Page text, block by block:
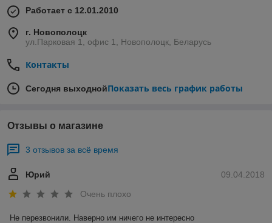
Работает с 12.01.2010
г. Новополоцк
ул.Парковая 1, офис 1, Новополоцк, Беларусь
Контакты
Сегодня выходнойПоказать весь график работы
Отзывы о магазине
3 отзывов за всё время
09.04.2018
Юрий
Очень плохо
Не перезвонили. Наверно им ничего не интересно